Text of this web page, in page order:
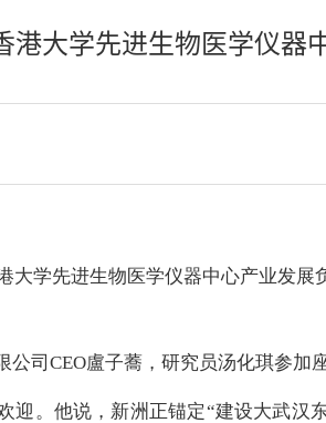
港大学先进生物医学仪器
大学先进生物医学仪器中心产业发
司CEO盧子蕎，研究员汤化琪参加座
迎。他说，新洲正锚定“建设大武汉